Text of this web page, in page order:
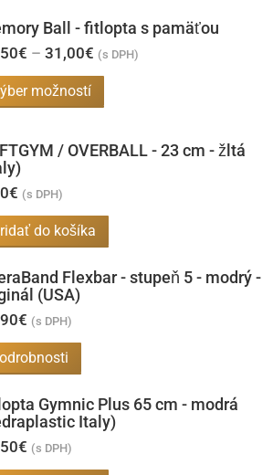
Ball - fitlopta s pamäťou
€ – 31,00€ Price
(s DPH)
možností
produkt
Možnosti
si
/ OVERBALL - 23 cm - žltá
€ (s DPH)
do košíka
Flexbar - stupeň 5 - modrý -
(USA)
€ (s DPH)
Gymnic Plus 65 cm - modrá
Italy)
€ (s DPH)